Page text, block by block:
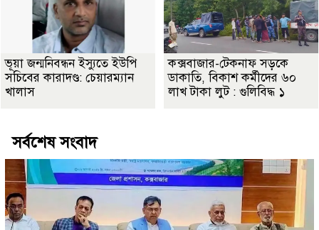
ভূয়া জন্মনিবন্ধন ইস্যুতে ইউপি
সচিবের কারাদণ্ড: চেয়ারম্যান
খালাস
কক্সবাজার-টেকনাফ সড়কে
ডাকাতি, বিকাশ কর্মীদের ৬০
লাখ টাকা লুট : গুলিবিদ্ধ ১
সর্বশেষ সংবাদ